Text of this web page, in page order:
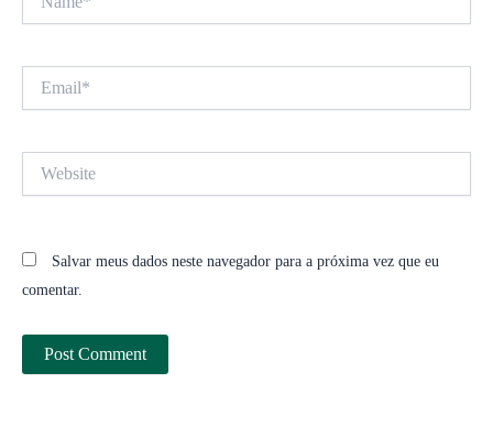
Salvar meus dados neste navegador para a próxima vez que eu
comentar.